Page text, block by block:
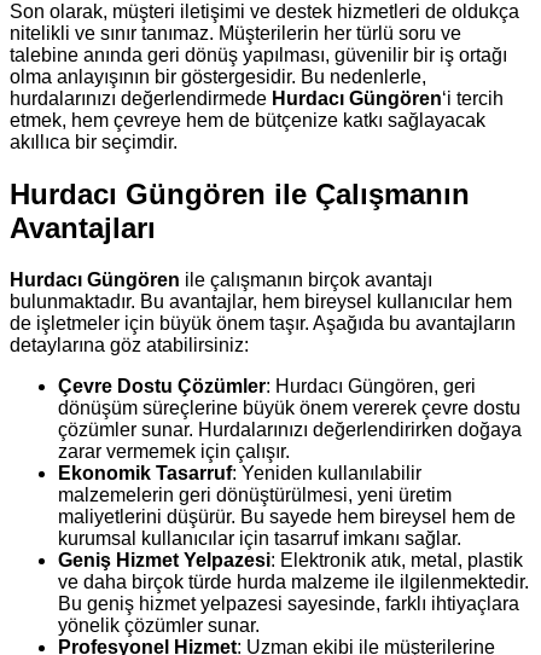
Son olarak, müşteri iletişimi ve destek hizmetleri de oldukça
nitelikli ve sınır tanımaz. Müşterilerin her türlü soru ve
talebine anında geri dönüş yapılması, güvenilir bir iş ortağı
olma anlayışının bir göstergesidir. Bu nedenlerle,
hurdalarınızı değerlendirmede Hurdacı Güngören‘i tercih
etmek, hem çevreye hem de bütçenize katkı sağlayacak
akıllıca bir seçimdir.
Hurdacı Güngören ile Çalışmanın
Avantajları
Hurdacı Güngören ile çalışmanın birçok avantajı
bulunmaktadır. Bu avantajlar, hem bireysel kullanıcılar hem
de işletmeler için büyük önem taşır. Aşağıda bu avantajların
detaylarına göz atabilirsiniz:
Çevre Dostu Çözümler: Hurdacı Güngören, geri
dönüşüm süreçlerine büyük önem vererek çevre dostu
çözümler sunar. Hurdalarınızı değerlendirirken doğaya
zarar vermemek için çalışır.
Ekonomik Tasarruf: Yeniden kullanılabilir
malzemelerin geri dönüştürülmesi, yeni üretim
maliyetlerini düşürür. Bu sayede hem bireysel hem de
kurumsal kullanıcılar için tasarruf imkanı sağlar.
Geniş Hizmet Yelpazesi: Elektronik atık, metal, plastik
ve daha birçok türde hurda malzeme ile ilgilenmektedir.
Bu geniş hizmet yelpazesi sayesinde, farklı ihtiyaçlara
yönelik çözümler sunar.
Profesyonel Hizmet: Uzman ekibi ile müşterilerine